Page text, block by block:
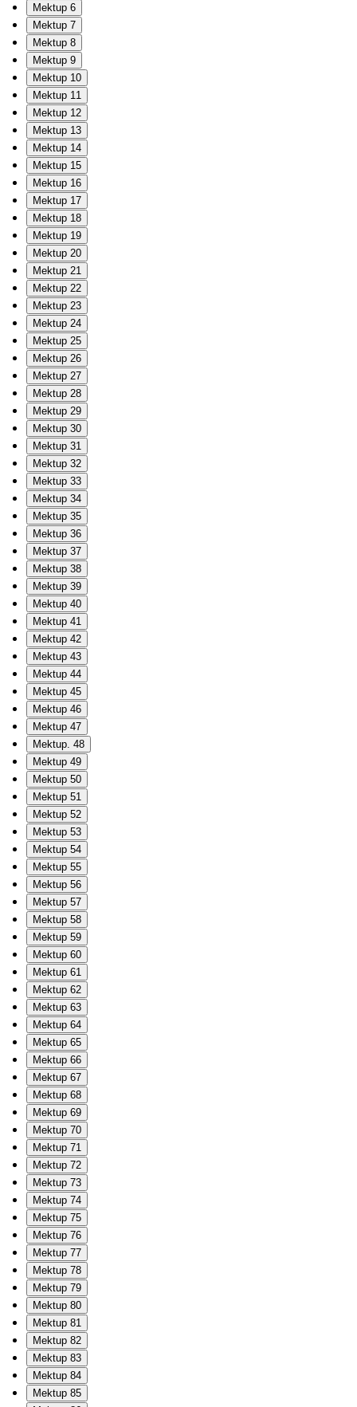
Mektup 6
Mektup 7
Mektup 8
Mektup 9
Mektup 10
Mektup 11
Mektup 12
Mektup 13
Mektup 14
Mektup 15
Mektup 16
Mektup 17
Mektup 18
Mektup 19
Mektup 20
Mektup 21
Mektup 22
Mektup 23
Mektup 24
Mektup 25
Mektup 26
Mektup 27
Mektup 28
Mektup 29
Mektup 30
Mektup 31
Mektup 32
Mektup 33
Mektup 34
Mektup 35
Mektup 36
Mektup 37
Mektup 38
Mektup 39
Mektup 40
Mektup 41
Mektup 42
Mektup 43
Mektup 44
Mektup 45
Mektup 46
Mektup 47
Mektup. 48
Mektup 49
Mektup 50
Mektup 51
Mektup 52
Mektup 53
Mektup 54
Mektup 55
Mektup 56
Mektup 57
Mektup 58
Mektup 59
Mektup 60
Mektup 61
Mektup 62
Mektup 63
Mektup 64
Mektup 65
Mektup 66
Mektup 67
Mektup 68
Mektup 69
Mektup 70
Mektup 71
Mektup 72
Mektup 73
Mektup 74
Mektup 75
Mektup 76
Mektup 77
Mektup 78
Mektup 79
Mektup 80
Mektup 81
Mektup 82
Mektup 83
Mektup 84
Mektup 85